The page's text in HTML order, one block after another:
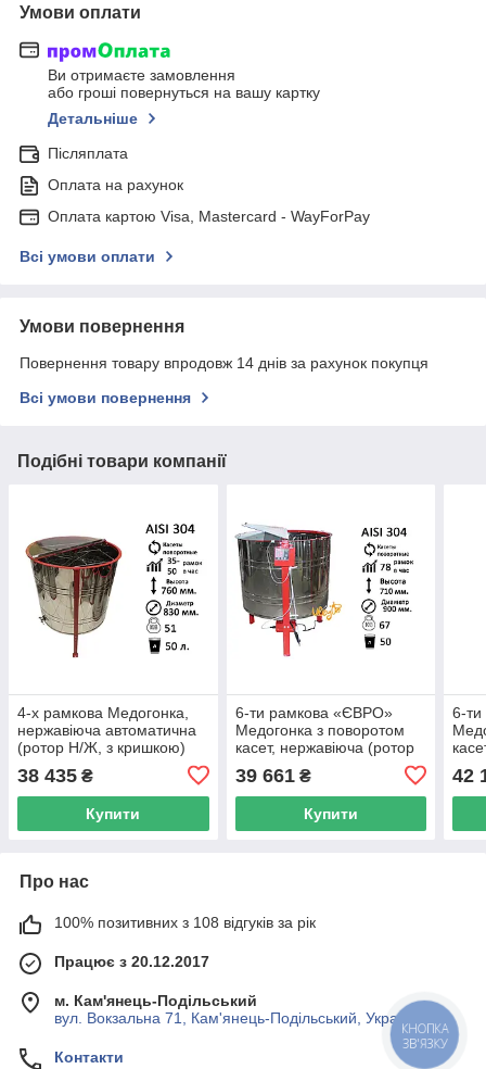
Умови оплати
Ви отримаєте замовлення
або гроші повернуться на вашу картку
Детальніше
Післяплата
Оплата на рахунок
Оплата картою Visa, Mastercard - WayForPay
Всі умови оплати
Умови повернення
Повернення товару впродовж 14 днів за рахунок покупця
Всі умови повернення
Подібні товари компанії
4-х рамкова Медогонка,
нержавіюча автоматична
(ротор Н/Ж, з кришкою)
38 435 ₴
Купити
6-ти рамкова «ЄВРО»
Медогонка з поворотом
касет, нержавіюча (ротор
Н/Ж, з кришкою) під рамку
«ДАДА»(РЕДУК
39 661₴
Купити
6-
42
Про нас
100% позитивних з 108 відгуків за рік
Працює з 20.12.2017
м. Кам'янець-Подільський
вул. Вокзальна 71, Кам'янець-Подільський, Україна
Контакти
КНОПКА
ЗВ'ЯЗКУ